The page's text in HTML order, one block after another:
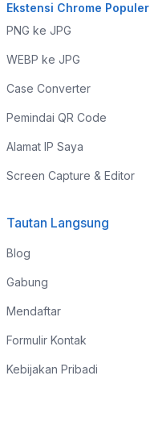
Ekstensi Chrome Populer
PNG ke JPG
WEBP ke JPG
Case Converter
Pemindai QR Code
Alamat IP Saya
Screen Capture & Editor
Tautan Langsung
Blog
Gabung
Mendaftar
Formulir Kontak
Kebijakan Pribadi